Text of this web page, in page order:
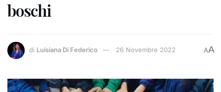
boschi
di Luisiana Di Federico 26 Novembre 2022 AA